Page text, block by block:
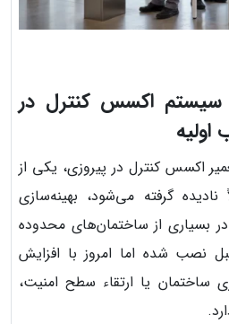
سیستم اکسس کنترل در
اولیه
اکسس کنترل در پیروزی، یکی از
گرفته می‌شود، بهینه‌سازی
بسیاری از ساختمان‌های محدوده
نصب شده اما امروز با افزایش
ساختمان یا ارتقاء سطح امنیت،